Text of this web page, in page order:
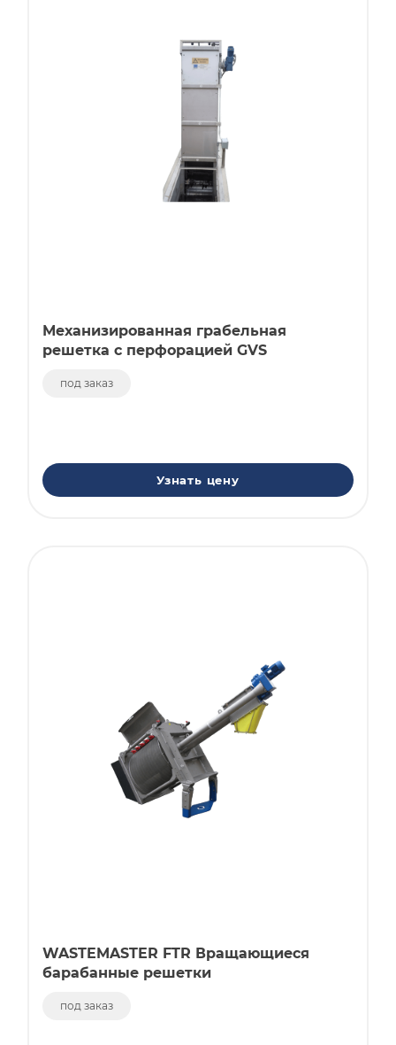
Механизированная грабельная
решетка с перфорацией GVS
под заказ
Узнать цену
WASTEMASTER FTR Вращающиеся
барабанные решетки
под заказ